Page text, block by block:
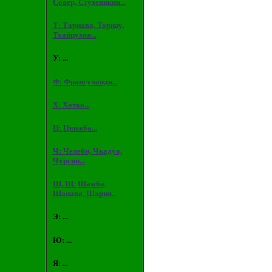
Совер, Студеникин...
Т: Тарнава, Торнау,
Тхайцухов...
У: ...
Ф: Франгуланди...
Х: Хотко...
Ц: Цвижба...
Ч: Челеби, Чкадуа,
Чурсин...
Ш, Щ: Шамба,
Шанава, Шария...
Э: ...
Ю: ...
Я: ...